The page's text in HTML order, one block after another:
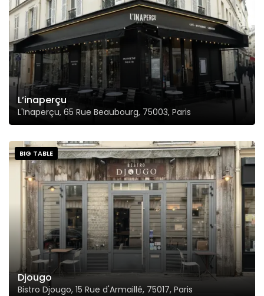
L’inaperçu
L'Inaperçu, 65 Rue Beaubourg, 75003, Paris
BIG TABLE
Djougo
Bistro Djougo, 15 Rue d'Armaillé, 75017, Paris